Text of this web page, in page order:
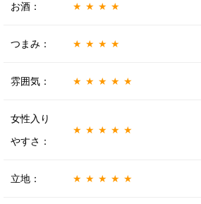
お酒： ★★★★
つまみ： ★★★★
雰囲気： ★★★★★
女性入り
やすさ：
★★★★★
立地： ★★★★★